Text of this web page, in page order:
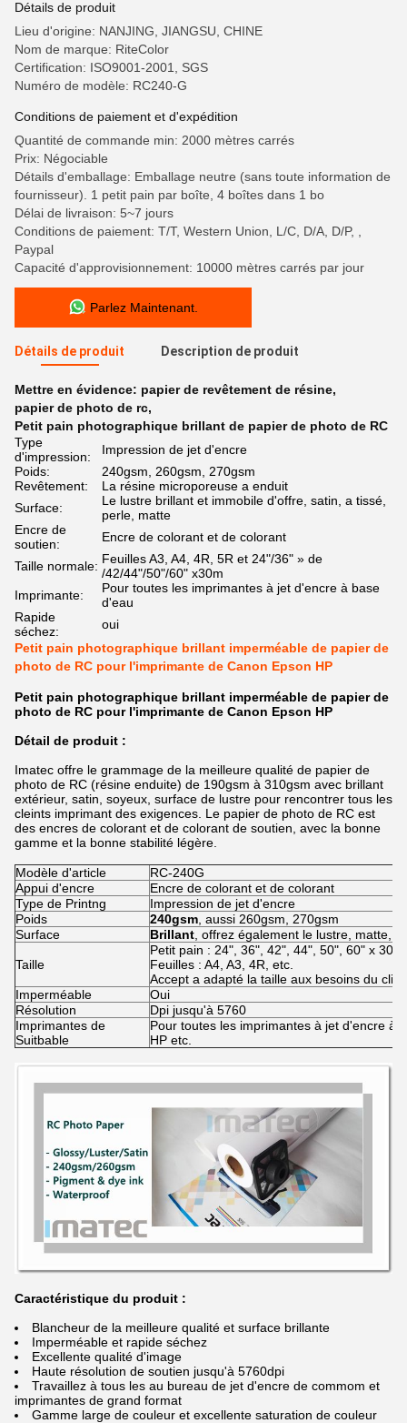
Détails de produit
Lieu d'origine: NANJING, JIANGSU, CHINE
Nom de marque: RiteColor
Certification: ISO9001-2001, SGS
Numéro de modèle: RC240-G
Conditions de paiement et d'expédition
Quantité de commande min: 2000 mètres carrés
Prix: Négociable
Détails d'emballage: Emballage neutre (sans toute information de
fournisseur). 1 petit pain par boîte, 4 boîtes dans 1 bo
Délai de livraison: 5~7 jours
Conditions de paiement: T/T, Western Union, L/C, D/A, D/P, ,
Paypal
Capacité d'approvisionnement: 10000 mètres carrés par jour
Parlez Maintenant.
Détails de produit Description de produit
Mettre en évidence: papier de revêtement de résine,
papier de photo de rc,
Petit pain photographique brillant de papier de photo de RC
Type
d'impression:
Impression de jet d'encre
Poids:
240gsm, 260gsm, 270gsm
Revêtement:
La résine microporeuse a enduit
Surface:
Le lustre brillant et immobile d'offre, satin, a tissé,
perle, matte
Encre de
soutien:
Encre de colorant et de colorant
Taille normale: Feuilles A3, A4, 4R, 5R et 24"/36" » de
/42/44"/50"/60" x30m
Imprimante:
Pour toutes les imprimantes à jet d'encre à base
d'eau
Rapide
séchez:
oui
Petit pain photographique brillant imperméable de papier de
photo de RC pour l'imprimante de Canon Epson HP
Petit pain photographique brillant imperméable de papier de
photo de RC pour l'imprimante de Canon Epson HP
Détail de produit :
Imatec offre le grammage de la meilleure qualité de papier de
photo de RC (résine enduite) de 190gsm à 310gsm avec brillant
extérieur, satin, soyeux, surface de lustre pour rencontrer tous les
cleints imprimant des exigences. Le papier de photo de RC est
des encres de colorant et de colorant de soutien, avec la bonne
gamme et la bonne stabilité légère.
Modèle d'article
RC-240G
Appui d'encre
Encre de colorant et de colorant
Type de Printng
Impression de jet d'encre
Poids
240gsm , aussi 260gsm, 270gsm
Surface
Brillant , offrez également le lustre, matte,
Taille
Petit pain : 24", 36", 42", 44", 50", 60" x 30m
Feuilles : A4, A3, 4R, etc.
Accept a adapté la taille aux besoins du
Imperméable
Oui
Résolution
Dpi jusqu'à 5760
Imprimantes de
Suitbable
Pour toutes les imprimantes à jet d'encre à
HP etc.
Caractéristique du produit :
Blancheur de la meilleure qualité et surface brillante
Imperméable et rapide séchez
Excellente qualité d'image
Haute résolution de soutien jusqu'à 5760dpi
Travaillez à tous les au bureau de jet d'encre de commom et
imprimantes de grand format
Gamme large de couleur et excellente saturation de couleur